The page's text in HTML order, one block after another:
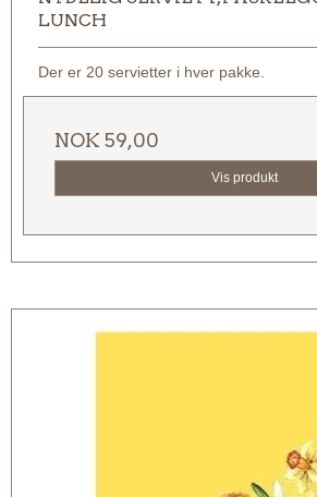
LUNCH
Der er 20 servietter i hver pakke.
NOK 59,00
Vis produkt